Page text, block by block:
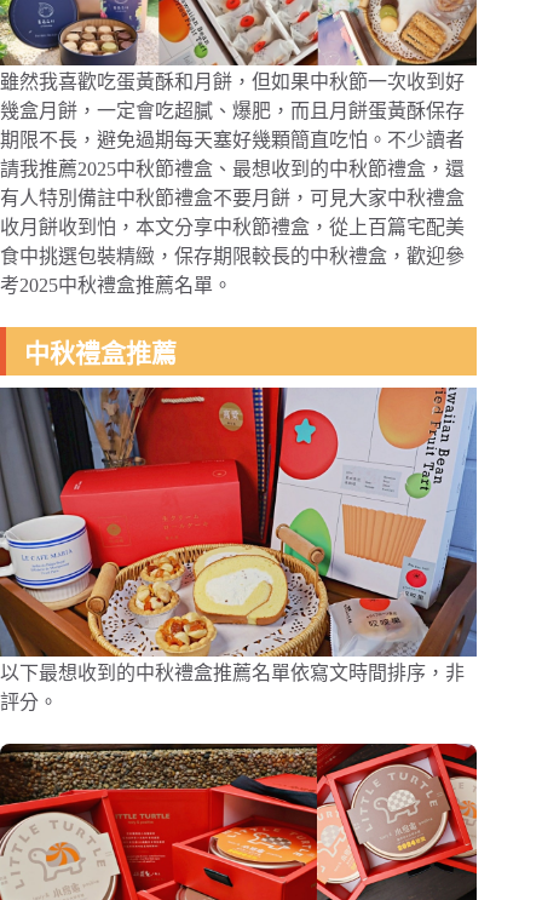
雖然我喜歡吃蛋黃酥和月餅，但如果中秋節一次收到好
幾盒月餅，一定會吃超膩、爆肥，而且月餅蛋黃酥保存
期限不長，避免過期每天塞好幾顆簡直吃怕。不少讀者
請我推薦2025中秋節禮盒、最想收到的中秋節禮盒，還
有人特別備註中秋節禮盒不要月餅，可見大家中秋禮盒
收月餅收到怕，本文分享中秋節禮盒，從上百篇宅配美
食中挑選包裝精緻，保存期限較長的中秋禮盒，歡迎參
考2025中秋禮盒推薦名單。
中秋禮盒推薦
以下最想收到的中秋禮盒推薦名單依寫文時間排序，非
評分。